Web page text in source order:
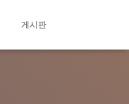
게시판